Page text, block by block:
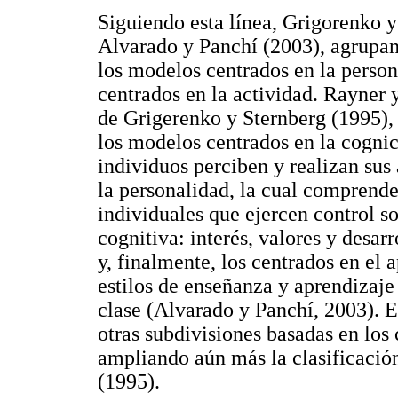
Siguiendo esta línea, Grigorenko
Alvarado y Panchí (2003),
los modelos centrados en la
centrados en la actividad.
de Grigerenko y Sternberg
los modelos centrados en la
individuos perciben y realizan
la personalidad, la cual
individuales que ejercen control
cognitiva: interés, valores y
y, finalmente, los centrados en el
estilos de enseñanza y
clase (Alvarado y Panchí, 2003).
otras subdivisiones basadas en
ampliando aún más la
(1995).